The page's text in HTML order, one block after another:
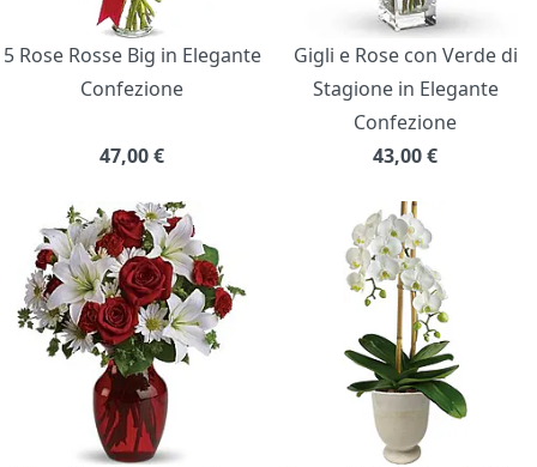
5 Rose Rosse Big in Elegante
Confezione
47,00€
Gigli e Rose con Verde di
Stagione in Elegante
Confezione
43,00€